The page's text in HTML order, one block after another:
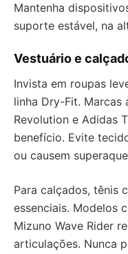
Mantenha
suporte estável, na
Vestuário e
Invista em roupas
linha Dry-Fit. Marcas
Revolution e Adidas
benefício. Evite
ou causem
Para calçados, tênis
essenciais. Modelos
Mizuno Wave Rider
articulações. Nunca